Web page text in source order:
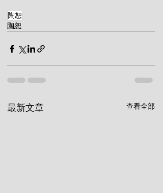
陶恕
陶恕
最新文章 查看全部